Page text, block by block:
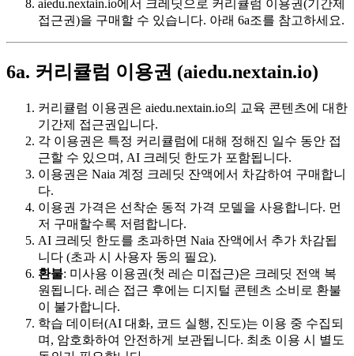
aiedu.nextain.io에서 크레딧으로 커리큘럼 이용권(기간제
접근권)을 구매할 수 있습니다. 아래 6a조를 참고하세요.
6a. 커리큘럼 이용권 (aiedu.nextain.io)
커리큘럼 이용권은 aiedu.nextain.io의 교육 콘텐츠에 대한
기간제 접근권입니다.
각 이용권은 특정 커리큘럼에 대해 정해진 일수 동안 접
근할 수 있으며, AI 크레딧 한도가 포함됩니다.
이용권은 Naia 계정 크레딧 잔액에서 차감하여 구매합니
다.
이용권 가격은 선착순 동적 가격 모델을 사용합니다. 먼
저 구매할수록 저렴합니다.
AI 크레딧 한도를 초과하면 Naia 잔액에서 추가 차감됩
니다 (초과 시 사용자 동의 필요).
환불: 미사용 이용권(첫 레슨 미접근)은 크레딧 전액 복
원됩니다. 레슨 접근 후에는 디지털 콘텐츠 소비로 환불
이 불가합니다.
학습 데이터(AI 대화, 코드 실행, 진도)는 이용 중 수집되
며, 암호화하여 안전하게 보관됩니다. 최초 이용 시 별도